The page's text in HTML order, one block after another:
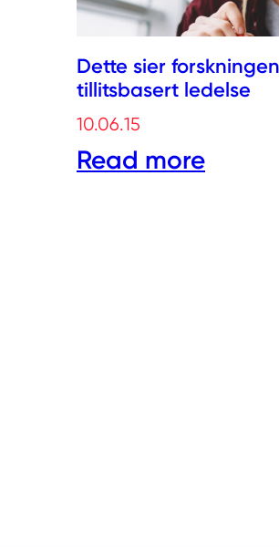
Dette sier
tillitsbasert ledelse
10.06.15
Read more